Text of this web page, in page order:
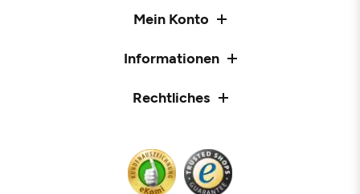
Mein Konto
Informationen
Rechtliches